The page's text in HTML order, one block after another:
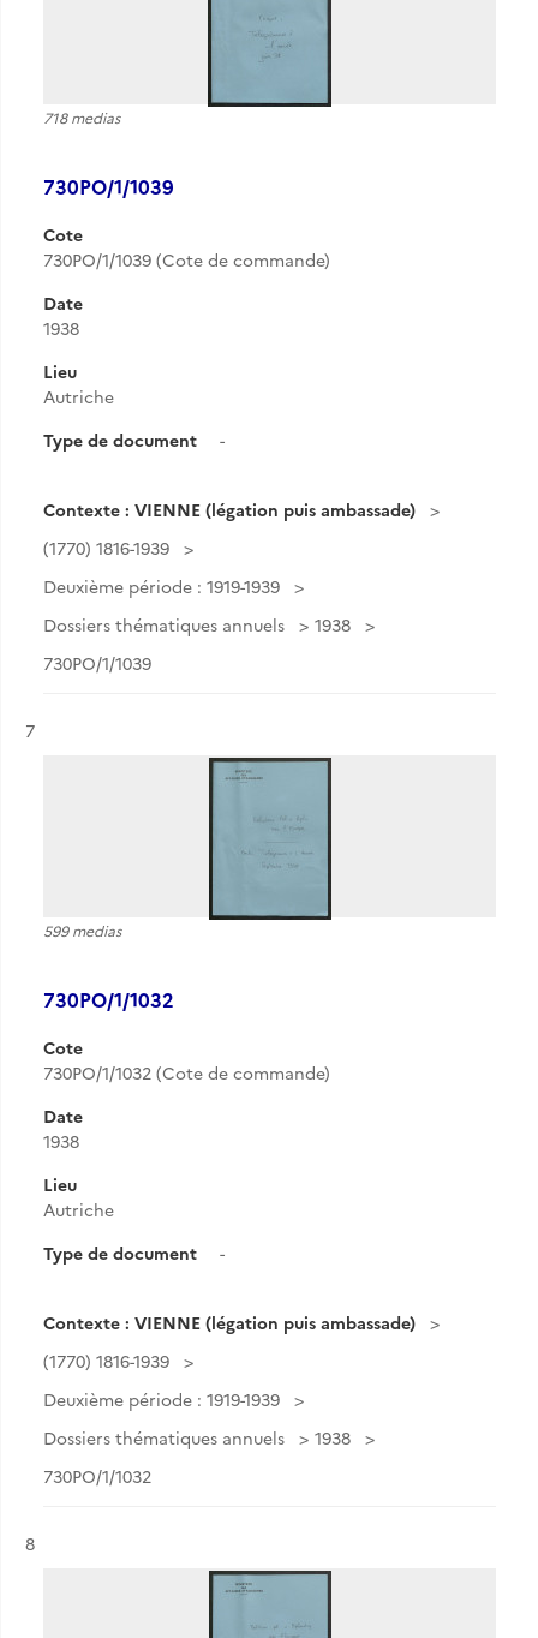
718 medias
730PO/1/1039
Cote
730PO/1/1039 (Cote de commande)
Date
1938
Lieu
Autriche
Type de document
-
Contexte : VIENNE (légation puis ambassade)
(1770) 1816-1939
Deuxième période : 1919-1939
Dossiers thématiques annuels
1938
730PO/1/1039
Résultat n°
7
599 medias
730PO/1/1032
Cote
730PO/1/1032 (Cote de commande)
Date
1938
Lieu
Autriche
Type de document
-
Contexte : VIENNE (légation puis ambassade)
(1770) 1816-1939
Deuxième période : 1919-1939
Dossiers thématiques annuels
1938
730PO/1/1032
Résultat n°
8